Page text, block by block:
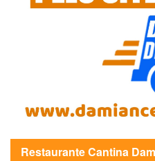
Restaurante Cantina